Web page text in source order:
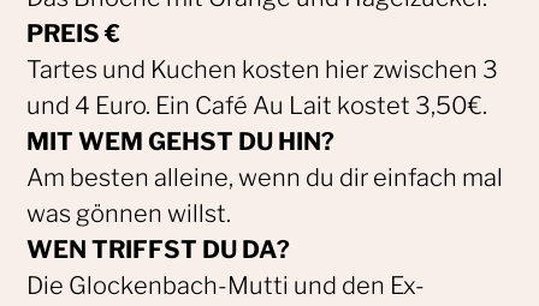
PREIS €
Tartes und Kuchen kosten hier zwischen 3
und 4 Euro. Ein Café Au Lait kostet 3,50€.
MIT WEM GEHST DU HIN?
Am besten alleine, wenn du dir einfach mal
was gönnen willst.
WEN TRIFFST DU DA?
Die Glockenbach-Mutti und den Ex-